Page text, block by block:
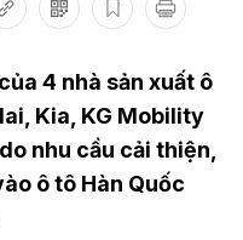
4 nhà sản xuất ô
Kia, KG Mobility
nhu cầu cải thiện,
ô tô Hàn Quốc